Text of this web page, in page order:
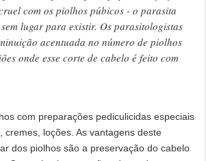
com os piolhos púbicos - o parasita
lugar para existir. Os parasitologistas
acentuada no número de piolhos
onde esse corte de cabelo é feito com
com preparações pediculicidas especiais
cremes, loções. As vantagens deste
dos piolhos são a preservação do cabelo